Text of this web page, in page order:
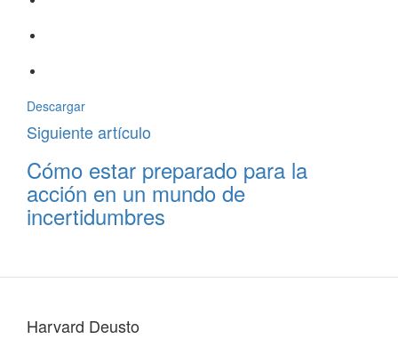
Descargar
Siguiente artículo
Cómo estar preparado para la
acción en un mundo de
incertidumbres
Harvard Deusto